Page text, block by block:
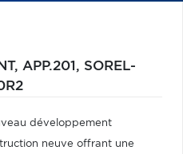
APP.201, SOREL-
développement
neuve offrant une